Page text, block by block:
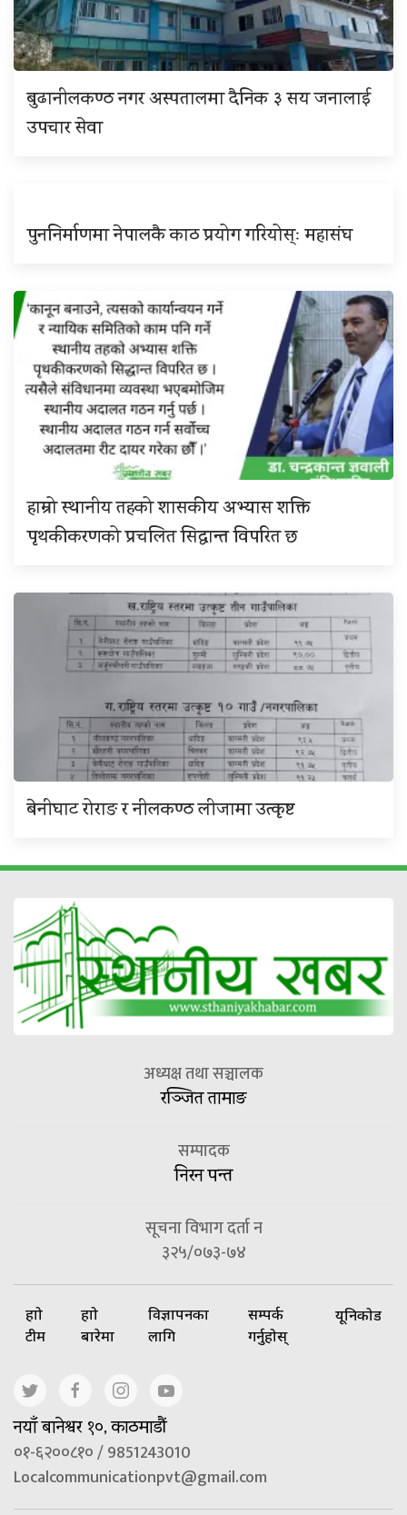
बुढानीलकण्ठ नगर अस्पतालमा दैनिक ३ सय जनालाई
उपचार सेवा
पुननिर्माणमा नेपालकै काठ प्रयोग गरियोस्ः महासंघ
हाम्रो स्थानीय तहको शासकीय अभ्यास शक्ति
पृथकीकरणको प्रचलित सिद्धान्त विपरित छ
बेनीघाट रोराङ र नीलकण्ठ लीजामा उत्कृष्ट
अध्यक्ष तथा सञ्चालक
रञ्जित तामाङ
सम्पादक
निरन पन्त
सूचना विभाग दर्ता न
३२५/०७३-७४
हाम्रो
टीम
हाम्रो
बारेमा
विज्ञापनका
लागि
सम्पर्क
गर्नुहोस्
यूनिकोड
नयाँ बानेश्वर १०, काठमाडौं
०१-६२००८१० / 9851243010
Localcommunicationpvt@gmail.com